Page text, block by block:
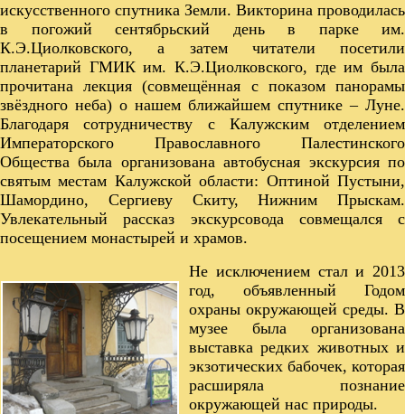
искусственного спутника Земли. Викторина проводилась
в погожий сентябрьский день в парке им.
К.Э.Циолковского, а затем читатели посетили
планетарий ГМИК им. К.Э.Циолковского, где им была
прочитана лекция (совмещённая с показом панорамы
звёздного неба) о нашем ближайшем спутнике – Луне.
Благодаря сотрудничеству с Калужским отделением
Императорского Православного Палестинского
Общества была организована автобусная экскурсия по
святым местам Калужской области: Оптиной Пустыни,
Шамордино, Сергиеву Скиту, Нижним Прыскам.
Увлекательный рассказ экскурсовода совмещался с
посещением монастырей и храмов.
Не исключением стал и 2013
год, объявленный Годом
охраны окружающей среды. В
музее была организована
выставка редких животных и
экзотических бабочек, которая
расширяла познание
окружающей нас природы.